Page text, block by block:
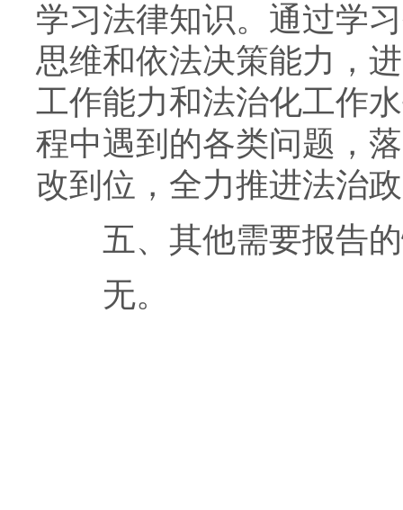
学习法律知识。通过学
思维和依法决策能力，
工作能力和法治化工作
程中遇到的各类问题，
改到位，全力推进法治
五、其他需要报告的
无。